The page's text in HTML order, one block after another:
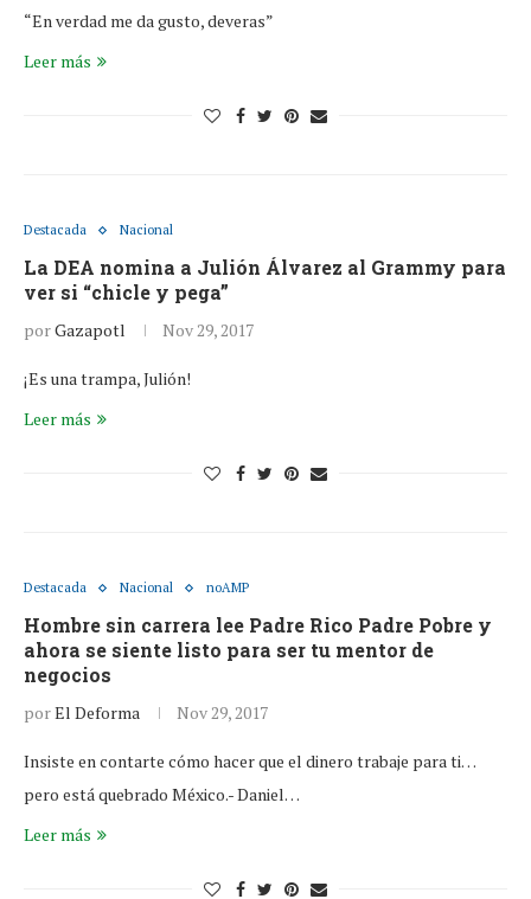
“En verdad me da gusto, deveras”
Leer más
Destacada Nacional
La DEA nomina a Julión Álvarez al Grammy para
ver si “chicle y pega”
porGazapotl Nov 29, 2017
¡Es una trampa, Julión!
Leer más
Destacada Nacional noAMP
Hombre sin carrera lee Padre Rico Padre Pobre y
ahora se siente listo para ser tu mentor de
negocios
porEl Deforma Nov 29, 2017
Insiste en contarte cómo hacer que el dinero trabaje para ti…
pero está quebrado México.- Daniel…
Leer más